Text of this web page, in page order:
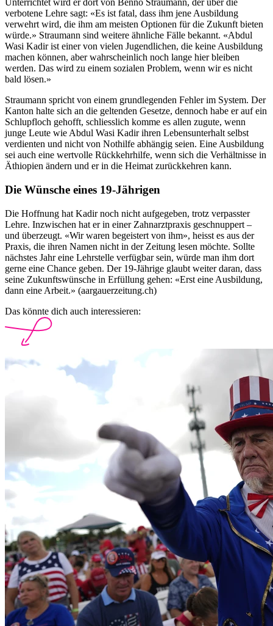
Unterrichtet wird er dort von Benno Straumann, der über die
verbotene Lehre sagt: «Es ist fatal, dass ihm jene Ausbildung
verwehrt wird, die ihm am meisten Optionen für die Zukunft bieten
würde.» Straumann sind weitere ähnliche Fälle bekannt. «Abdul
Wasi Kadir ist einer von vielen Jugendlichen, die keine Ausbildung
machen können, aber wahrscheinlich noch lange hier bleiben
werden. Das wird zu einem sozialen Problem, wenn wir es nicht
bald lösen.»
Straumann spricht von einem grundlegenden Fehler im System. Der
Kanton halte sich an die geltenden Gesetze, dennoch habe er auf ein
Schlupfloch gehofft, schliesslich komme es allen zugute, wenn
junge Leute wie Abdul Wasi Kadir ihren Lebensunterhalt selbst
verdienten und nicht von Nothilfe abhängig seien. Eine Ausbildung
sei auch eine wertvolle Rückkehrhilfe, wenn sich die Verhältnisse in
Äthiopien ändern und er in die Heimat zurückkehren kann.
Die Wünsche eines 19-Jährigen
Die Hoffnung hat Kadir noch nicht aufgegeben, trotz verpasster
Lehre. Inzwischen hat er in einer Zahnarztpraxis geschnuppert –
und überzeugt. «Wir waren begeistert von ihm», heisst es aus der
Praxis, die ihren Namen nicht in der Zeitung lesen möchte. Sollte
nächstes Jahr eine Lehrstelle verfügbar sein, würde man ihm dort
gerne eine Chance geben. Der 19-Jährige glaubt weiter daran, dass
seine Zukunftswünsche in Erfüllung gehen: «Erst eine Ausbildung,
dann eine Arbeit.» (aargauerzeitung.ch)
Das könnte dich auch interessieren: